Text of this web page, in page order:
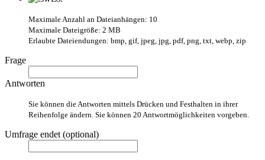
Maximale Anzahl an Dateianhängen: 10
Maximale Dateigröße: 2 MB
Erlaubte Dateiendungen: bmp, gif, jpeg, jpg, pdf, png, txt, webp, zip
Frage
Antworten
Sie können die Antworten mittels Drücken und Festhalten in ihrer
Reihenfolge ändern. Sie können 20 Antwortmöglichkeiten vorgeben.
Umfrage endet (optional)